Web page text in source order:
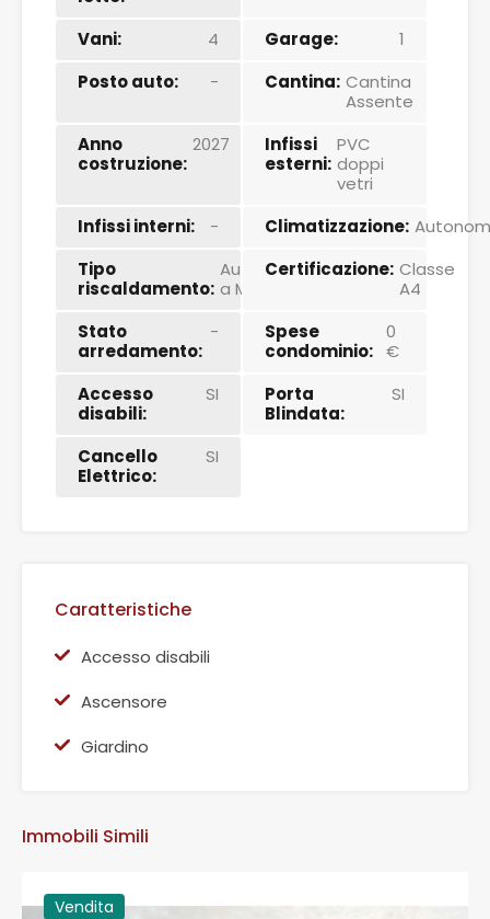
Vani:
4 Garage:
1
Posto auto:
- Cantina: Cantina
Assente
Anno
costruzione:
2027
Infissi
esterni:
PVC
doppi
vetri
Infissi interni:
- Climatizzazione:
Tipo
riscaldamento:
Autonomo
a Metano
Certificazione: Classe
A4
Stato
arredamento:
-
Spese
condominio:
0
€
Accesso
disabili:
SI
Porta
Blindata:
SI
Cancello
Elettrico:
SI
Caratteristiche
Accesso disabili
Ascensore
Giardino
Immobili Simili
Vendita